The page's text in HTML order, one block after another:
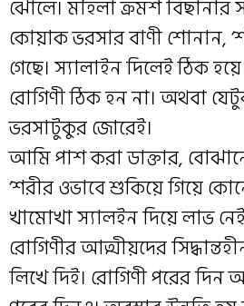
ঝোলে। মহিলা ক্রমশ বিছানার
কোয়াক ভরসার বাণী শোনান,
গেছে। স্যালাইন দিলেই ঠিক হয়ে
রোগিণী ঠিক হন না। অথবা
ভরসাটুকুর জোরেই।
আমি পাশ করা ডাক্তার,
‘শরীর ওভাবে শুকিয়ে গিয়ে
খামোখা স্যালইন দিয়ে লাভ
রোগিণীর আত্মীয়দের
লিখে দিই। রোগিণী পরের